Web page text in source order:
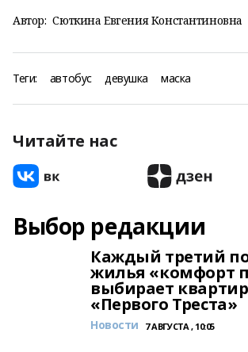
Автор: Сюткина Евгения Константиновна
Теги: автобус девушка маска
Читайте нас
Выбор редакции
Каждый третий
жилья «комфорт
выбирает
«Первого Треста»
Новости 7 АВГУСТА , 10:05